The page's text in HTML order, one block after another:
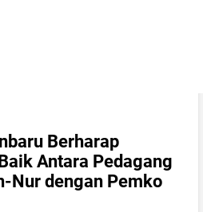
Berharap
Antara Pedagang
Nur dengan Pemko